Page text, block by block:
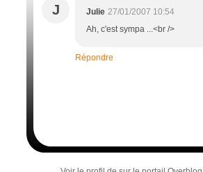
J Julie 27/01/2007 10:54
Ah, c'est sympa ...<br />
Répondre